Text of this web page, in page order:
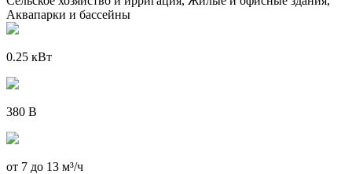
Аквапарки и бассейны
0.25 кВт
380 В
от 7 до 13 м³/ч